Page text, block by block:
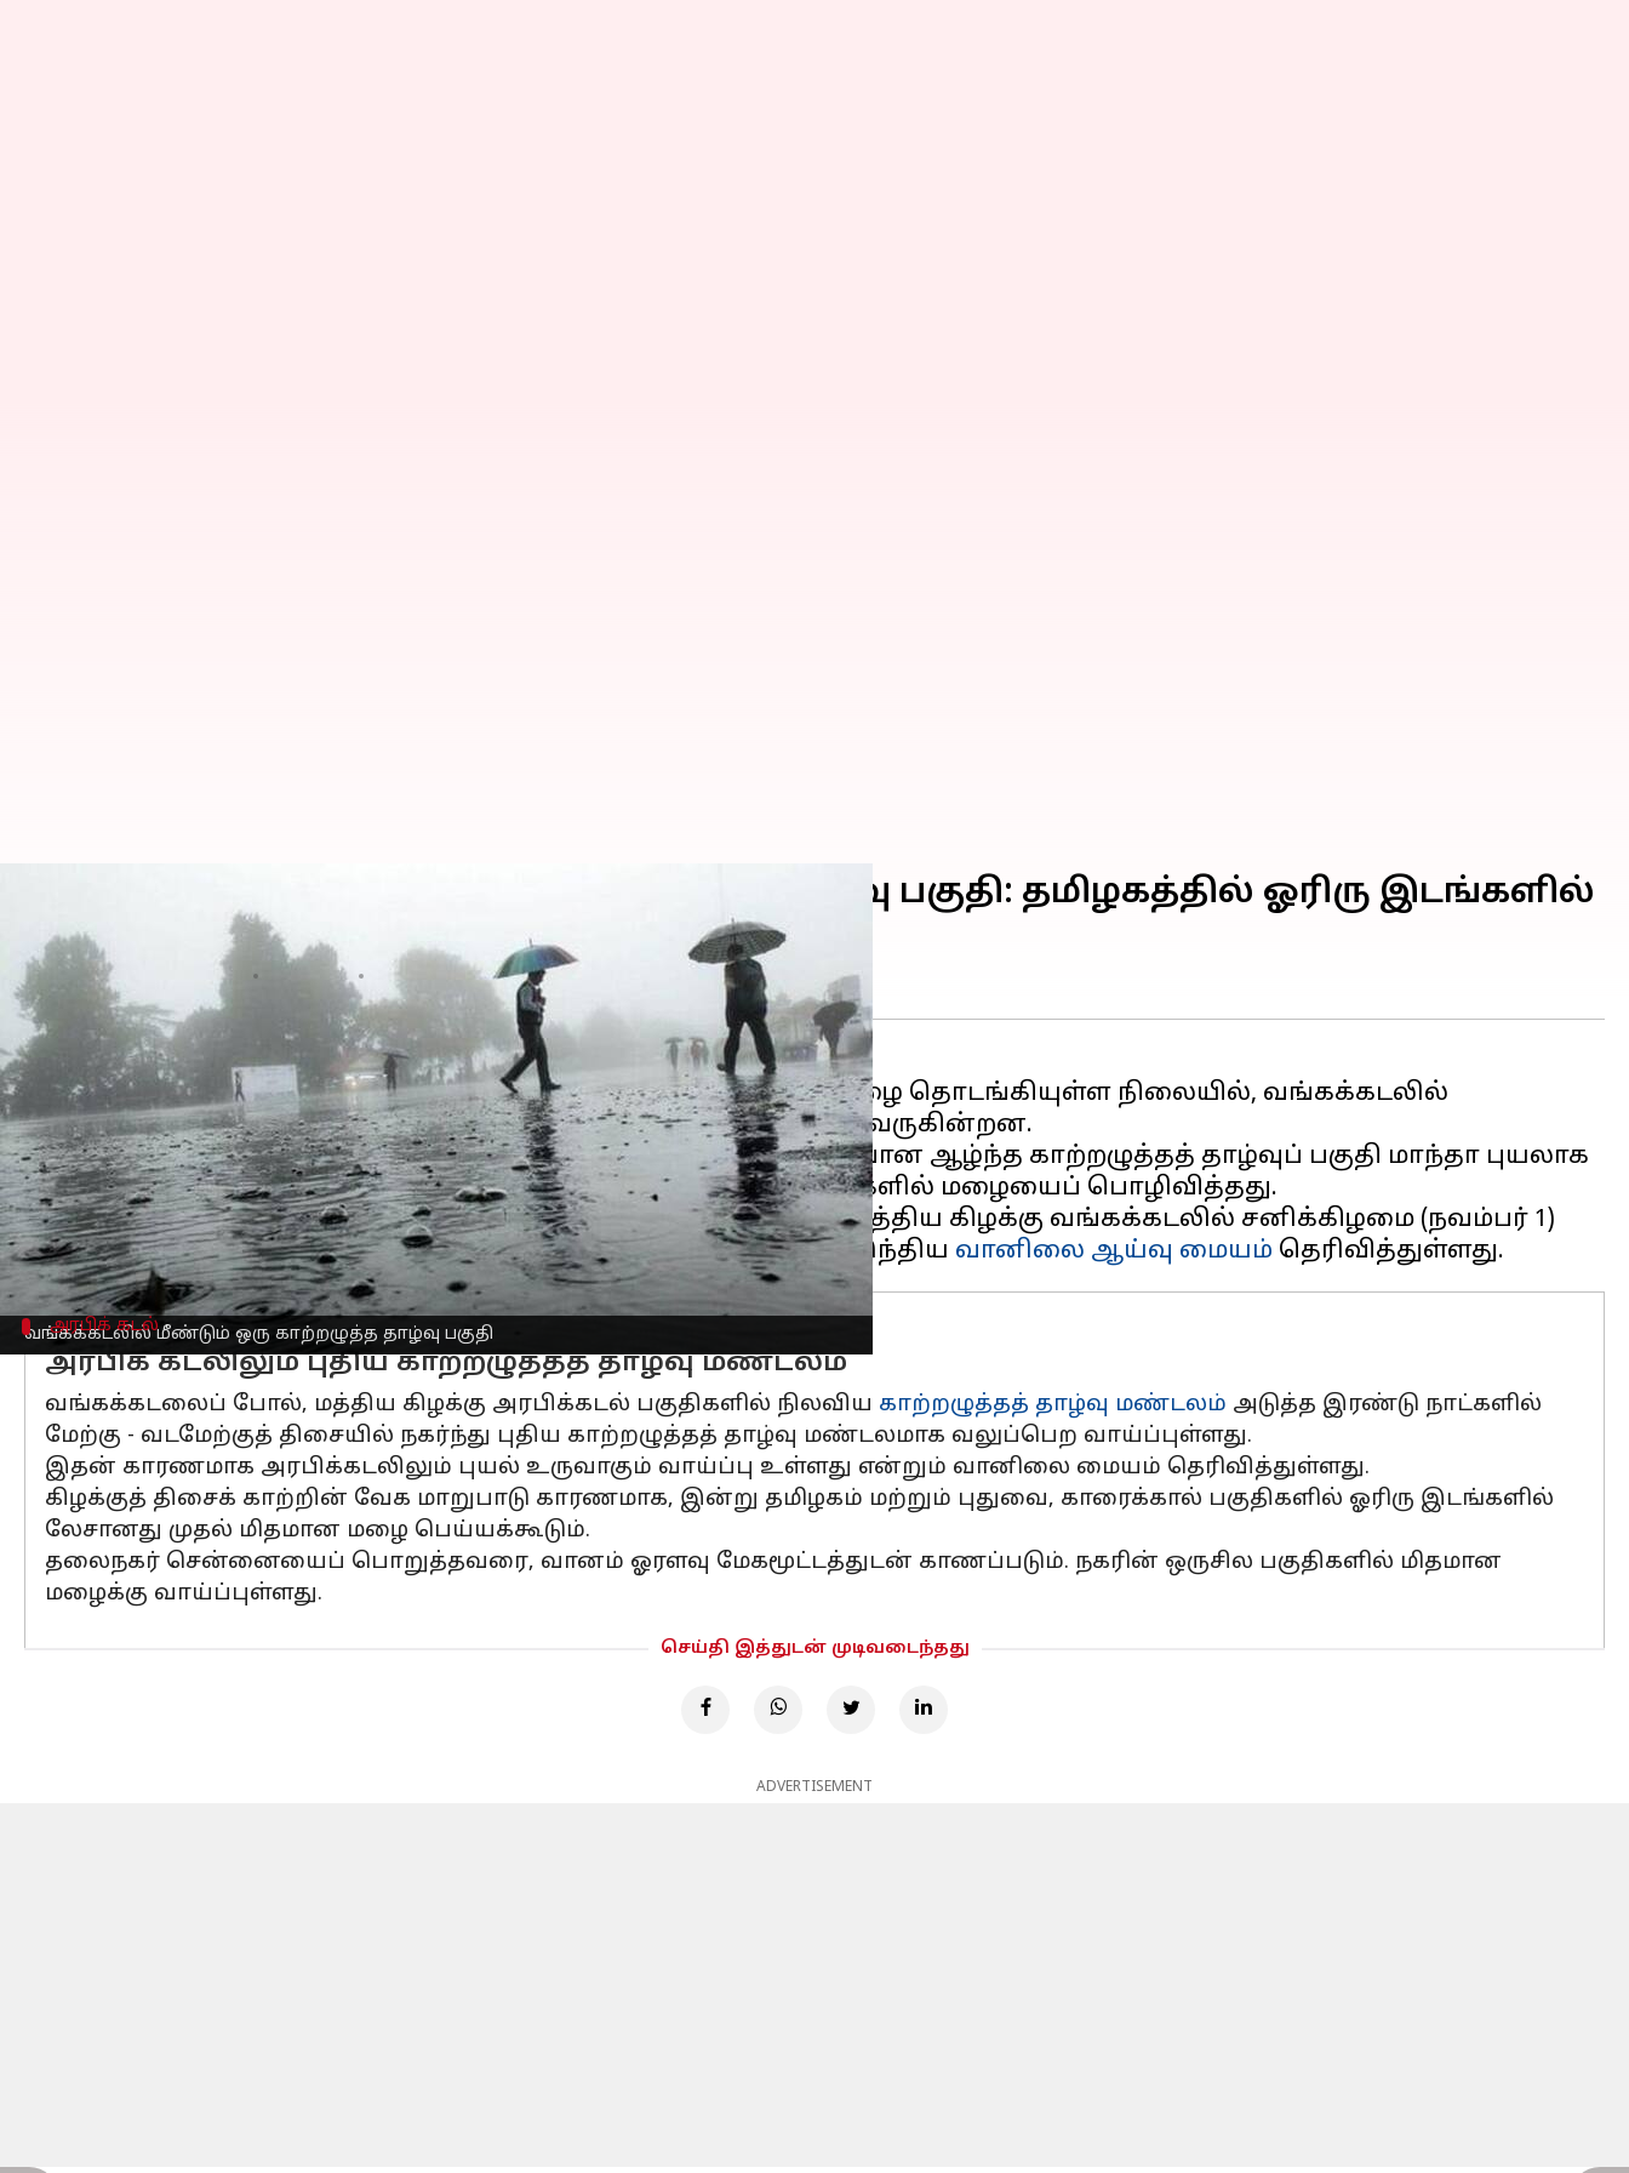
வங்கக்கடலில் மீண்டும் ஒரு காற்றழுத்த தாழ்வு பகுதி
வங்கக்கடலில் மீண்டும் ஒரு காற்றழுத்த தாழ்வு பகுதி: தமிழகத்தில் ஓரிரு இடங்களில்
மிதமான மழைக்கு வாய்ப்பு
எழுதியவர் Sekar Chinnappan Oct 31, 2025
செய்தி முன்னோட்டம்
தமிழகத்தில்அதிக மழைப்பொழிவைத் தரும் வடகிழக்குப் பருவமழை தொடங்கியுள்ள நிலையில், வங்கக்கடலில்
அடுத்தடுத்துக் குறைந்த காற்றழுத்தத் தாழ்வுப் பகுதிகள் உருவாகி வருகின்றன.
இதன் அறிகுறிகளாக, சில நாட்களுக்கு முன்பு வங்கக்கடலில் உருவான ஆழ்ந்த காற்றழுத்தத் தாழ்வுப் பகுதி மாந்தா புயலாக
வலுப்பெற்று, சென்னை, திருவள்ளூர் உட்பட வட தமிழக மாவட்டங்களில் மழையைப் பொழிவித்தது.
இந்நிலையில், தற்போது அந்தமான் கடல் மற்றும் அதனை ஒட்டிய மத்திய கிழக்கு வங்கக்கடலில் சனிக்கிழமை (நவம்பர் 1)
ஒரு புதிய காற்றழுத்தத் தாழ்வுப் பகுதி உருவாக வாய்ப்புள்ளதாக இந்திய வானிலை ஆய்வு மையம்
அரபிக் கடல்
அரபிக் கடலிலும் புதிய காற்றழுத்தத் தாழ்வு மண்டலம்
வங்கக்கடலைப் போல், மத்திய கிழக்கு அரபிக்கடல் பகுதிகளில் நிலவிய காற்றழுத்தத் தாழ்வு மண்டலம் அடுத்த இரண்டு நாட்களில்
மேற்கு - வடமேற்குத் திசையில் நகர்ந்து புதிய காற்றழுத்தத் தாழ்வு மண்டலமாக வலுப்பெற வாய்ப்புள்ளது.
இதன் காரணமாக அரபிக்கடலிலும் புயல் உருவாகும் வாய்ப்பு உள்ளது என்றும் வானிலை மையம் தெரிவித்துள்ளது.
கிழக்குத் திசைக் காற்றின் வேக மாறுபாடு காரணமாக, இன்று தமிழகம் மற்றும் புதுவை, காரைக்கால் பகுதிகளில் ஓரிரு இடங்களில்
லேசானது முதல் மிதமான மழை பெய்யக்கூடும்.
தலைநகர் சென்னையைப் பொறுத்தவரை, வானம் ஓரளவு மேகமூட்டத்துடன் காணப்படும். நகரின் ஒருசில பகுதிகளில் மிதமான
மழைக்கு வாய்ப்புள்ளது.
செய்தி இத்துடன் முடிவடைந்தது
ADVERTISEMENT